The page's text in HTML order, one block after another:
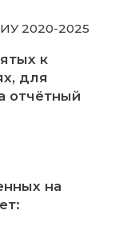
29.01.2024
с
здоровья
услуг
для
в